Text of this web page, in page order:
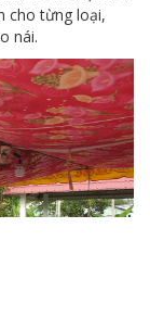
cho từng loại,
nái.